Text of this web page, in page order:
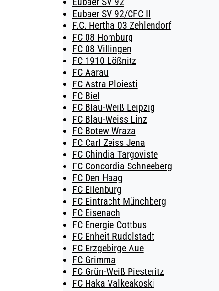
Eubaer SV 92/CFC II
F.C. Hertha 03 Zehlendorf
FC 08 Homburg
FC 08 Villingen
FC 1910 Lößnitz
FC Aarau
FC Astra Ploiesti
FC Biel
FC Blau-Weiß Leipzig
FC Blau-Weiss Linz
FC Botew Wraza
FC Carl Zeiss Jena
FC Chindia Targoviste
FC Concordia Schneeberg
FC Den Haag
FC Eilenburg
FC Eintracht Münchberg
FC Eisenach
FC Energie Cottbus
FC Enheit Rudolstadt
FC Erzgebirge Aue
FC Grimma
FC Grün-Weiß Piesteritz
FC Haka Valkeakoski